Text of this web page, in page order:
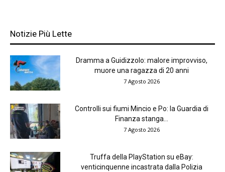
Notizie Più Lette
Dramma a Guidizzolo: malore improvviso,
muore una ragazza di 20 anni
7 Agosto 2026
Controlli sui fiumi Mincio e Po: la Guardia di
Finanza stanga...
7 Agosto 2026
Truffa della PlayStation su eBay:
venticinquenne incastrata dalla Polizia